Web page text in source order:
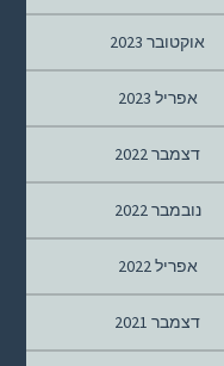
אוקטובר 2023
אפריל 2023
דצמבר 2022
נובמבר 2022
אפריל 2022
דצמבר 2021